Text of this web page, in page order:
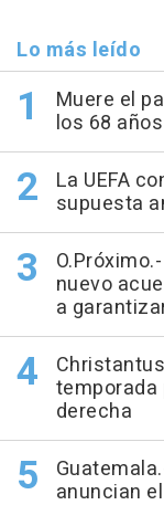
Lo más leído
Muere el
los 68 años
La UEFA
supuesta
nuevo
a
temporada
derecha
anuncian